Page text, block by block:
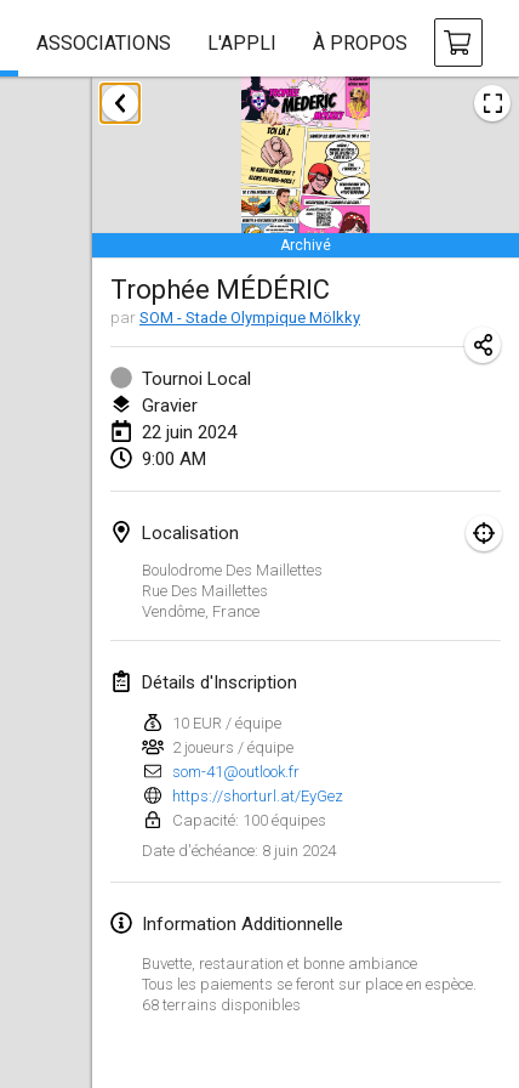
ASSOCIATIONS L'APPLI À PROPOS
Archivé
Trophée MÉDÉRIC
par SOM - Stade Olympique Mölkky
Tournoi Local
Gravier
22 juin 2024
9:00 AM
Localisation
Boulodrome Des Maillettes
Rue Des Maillettes
Vendôme, France
Détails d'Inscription
10 EUR / équipe
2 joueurs / équipe
som-41@outlook.fr
https://shorturl.at/EyGez
Capacité: 100 équipes
Date d'échéance: 8 juin 2024
Information Additionnelle
Buvette, restauration et bonne ambiance
Tous les paiements se feront sur place en espèce.
68 terrains disponibles
janvier 2024
20 janv. 2024|Allemagne
Indoor Polish Open 2024 - Singles
20 janv. 2024|Pologne
Open de Boulay Triplette
20 janv. 2024
Tournoi Mixte ASPTTOM
20 janv. 2024
21 janv. 2024
SingeliDuppeli
27 janv. 2024|Finlande
février 2024
US Mölkky Winter
3 févr. 2024|Finlande
Indoor de la CASAS